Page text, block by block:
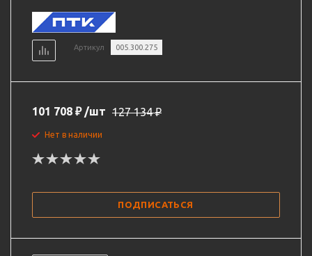
Артикул 005.300.275
101 708 ₽ /шт 127 134₽
Нет в наличии
ПОДПИСАТЬСЯ